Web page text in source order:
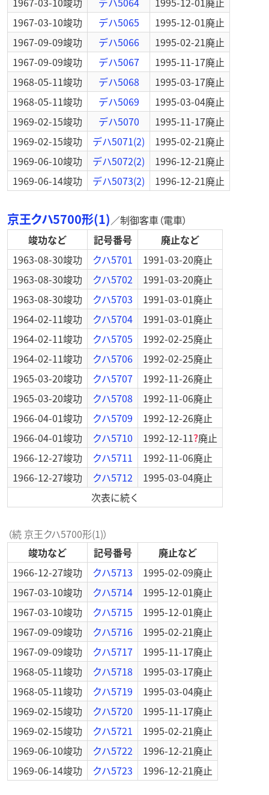
1967-03-10竣功 デハ5065 1995-12-01廃止
1967-09-09竣功 デハ5066 1995-02-21廃止
1967-09-09竣功 デハ5067 1995-11-17廃止
1968-05-11竣功 デハ5068 1995-03-17廃止
1968-05-11竣功 デハ5069 1995-03-04廃止
1969-02-15竣功 デハ5070 1995-11-17廃止
1969-02-15竣功 デハ5071(2) 1995-02-21廃止
1969-06-10竣功 デハ5072(2) 1996-12-21廃止
1969-06-14竣功 デハ5073(2) 1996-12-21廃止
京王クハ5700形(1)／制御客車（電車）
竣功など
記号番号
廃止など
1963-08-30竣功 クハ5701 1991-03-20廃止
1963-08-30竣功 クハ5702 1991-03-20廃止
1963-08-30竣功 クハ5703 1991-03-01廃止
1964-02-11竣功 クハ5704 1991-03-01廃止
1964-02-11竣功 クハ5705 1992-02-25廃止
1964-02-11竣功 クハ5706 1992-02-25廃止
1965-03-20竣功 クハ5707 1992-11-26廃止
1965-03-20竣功 クハ5708 1992-11-06廃止
1966-04-01竣功 クハ5709 1992-12-26廃止
1966-04-01竣功 クハ5710 1992-12-11?廃止
1966-12-27竣功 クハ5711 1992-11-06廃止
1966-12-27竣功 クハ5712 1995-03-04廃止
次表に続く
（続 京王クハ5700形(1)）
竣功など
記号番号
廃止など
1966-12-27竣功 クハ5713 1995-02-09廃止
1967-03-10竣功 クハ5714 1995-12-01廃止
1967-03-10竣功 クハ5715 1995-12-01廃止
1967-09-09竣功 クハ5716 1995-02-21廃止
1967-09-09竣功 クハ5717 1995-11-17廃止
1968-05-11竣功 クハ5718 1995-03-17廃止
1968-05-11竣功 クハ5719 1995-03-04廃止
1969-02-15竣功 クハ5720 1995-11-17廃止
1969-02-15竣功 クハ5721 1995-02-21廃止
1969-06-10竣功 クハ5722 1996-12-21廃止
1969-06-14竣功 クハ5723 1996-12-21廃止